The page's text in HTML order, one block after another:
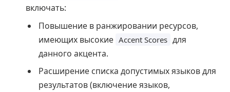
включать:
Повышение в ранжировании ресурсов,
имеющих высокие Accent Scores для
данного акцента.
Расширение списка допустимых языков для
результатов (включение языков,